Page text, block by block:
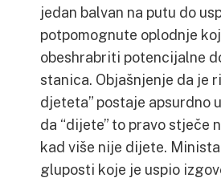
jedan balvan na putu do
potpomognute oplodnje
obeshrabriti potencijalne
stanica. Objašnjenje da je
djeteta” postaje apsurdno
da “dijete” to pravo stječe
kad više nije dijete.
gluposti koje je uspio